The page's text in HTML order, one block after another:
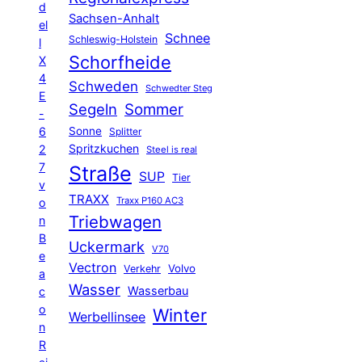
d
el
l
X
4
E
-
6
2
7
v
o
n
B
e
a
c
o
n
R
Sachsen-Anhalt
Schleswig-Holstein Schnee
Schorfheide
Schweden Schwedter Steg
Segeln Sommer
Sonne Splitter
Spritzkuchen Steel is real
Straße SUP Tier
TRAXX Traxx P160 AC3
Triebwagen
Uckermark V70
Vectron Verkehr Volvo
Wasser Wasserbau
Werbellinsee Winter